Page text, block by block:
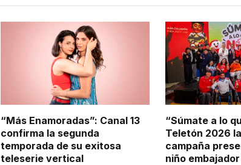
“Más Enamoradas”: Canal 13
confirma la segunda
temporada de su exitosa
teleserie vertical
“Súmate a lo
Teletón 2026
campaña
niño